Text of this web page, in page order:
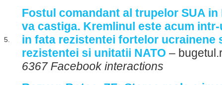
5.
Fostul comandant al trupelor SUA
va castiga. Kremlinul este acum
in fata rezistentei fortelor ucrainene
rezistentei si unitatii NATO –
6367 Facebook interactions